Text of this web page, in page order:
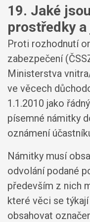
19. Jaké
prostředky
Proti rozhodnutí
zabezpečení
Ministerstva
ve věcech
1.1.2010 jako
písemné námitky
oznámení
Námitky musí
odvolání podané
především z nich
které věci se
obsahovat